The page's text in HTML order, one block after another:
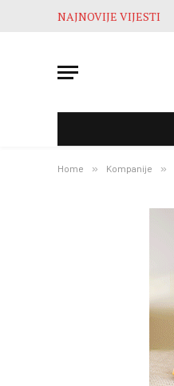
NAJNOVIJE VIJESTI
Home » Kompanije »